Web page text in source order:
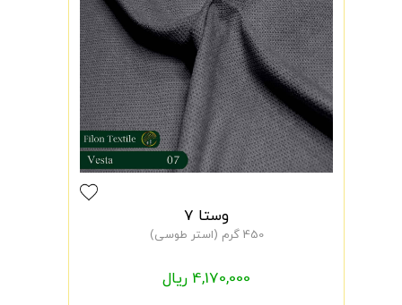
وستا 7
450 گرم (استر طوسی)
4,170,000 ریال